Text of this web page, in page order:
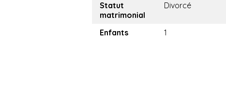
Statut
matrimonial
Divorcé
Enfants 1